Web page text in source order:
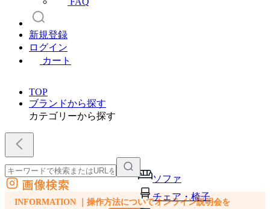
新規登録
ログイン
カート
TOP
ブランドから探す
カテゴリーから探す
ソファ
チェア・椅子
外部サイトの商品をカートに追加
他のサイトで見つけた商品ページのURLを貼り付けて、カートに追加できます
画像検索
INFORMATION ｜操作方法についてオンライン説明会を